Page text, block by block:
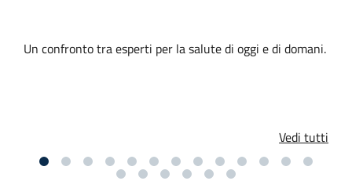
Un confronto tra esperti per la salute di oggi e di domani.
Vedi tutti